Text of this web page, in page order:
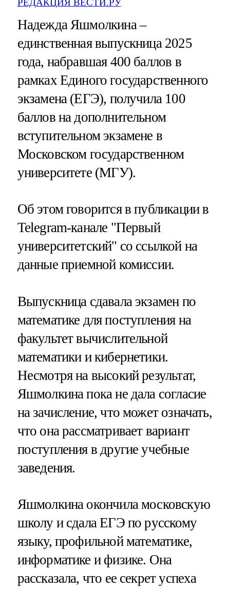
РЕДАКЦИЯ ВЕСТИ.РУ
Надежда Яшмолкина –
единственная выпускница 2025
года, набравшая 400 баллов в
рамках Единого государственного
экзамена (ЕГЭ), получила 100
баллов на дополнительном
вступительном экзамене в
Московском государственном
университете (МГУ).
Об этом говорится в публикации в
Telegram-канале "Первый
университетский" со ссылкой на
данные приемной комиссии.
Выпускница сдавала экзамен по
математике для поступления на
факультет вычислительной
математики и кибернетики.
Несмотря на высокий результат,
Яшмолкина пока не дала согласие
на зачисление, что может означать,
что она рассматривает вариант
поступления в другие учебные
заведения.
Яшмолкина окончила московскую
школу и сдала ЕГЭ по русскому
языку, профильной математике,
информатике и физике. Она
рассказала, что ее секрет успеха